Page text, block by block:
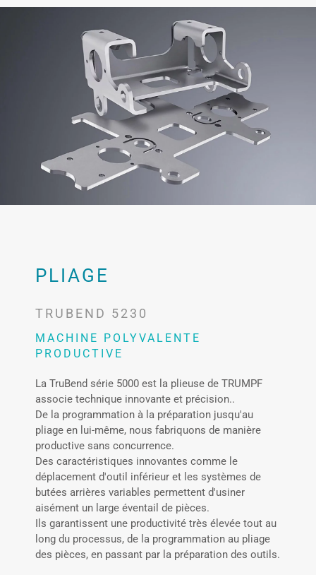
PLIAGE
TRUBEND 5230
MACHINE POLYVALENTE
PRODUCTIVE
La TruBend série 5000 est la plieuse de TRUMPF
associe technique innovante et précision..
De la programmation à la préparation jusqu'au
pliage en lui-même, nous fabriquons de manière
productive sans concurrence.
Des caractéristiques innovantes comme le
déplacement d'outil inférieur et les systèmes de
butées arrières variables permettent d'usiner
aisément un large éventail de pièces.
Ils garantissent une productivité très élevée tout au
long du processus, de la programmation au pliage
des pièces, en passant par la préparation des outils.